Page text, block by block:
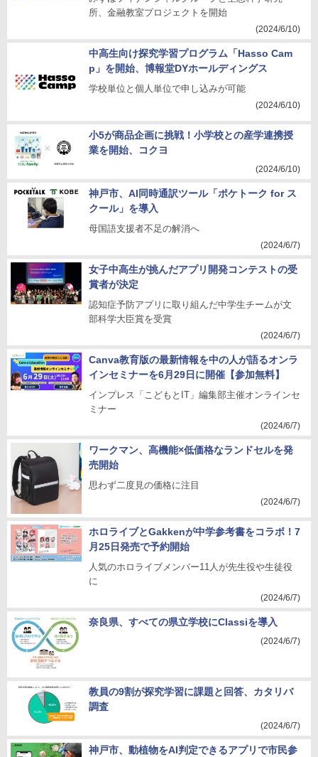
所、金融教室プロジェクトを開始
(2024/6/10)
中高生向け探究学習プログラム「Hasso Cam
p」を開始、博報堂DYホールディングス
学校単位と個人単位で申し込みが可能
(2024/6/10)
小5が商品企画に挑戦！小学校との産学連携授
業を開始、コクヨ
(2024/6/10)
神戸市、AI同時通訳ツール「ポケトーク for ス
クール」を導入
母国語支援者不足の解消へ
(2024/6/7)
女子中高生が挑んだアプリ開発コンテストの受
賞者が決定
認知症予防アプリに取り組んだ中学生チームが文
部科学大臣賞を受賞
(2024/6/7)
Canva教育版の最新情報を中の人が語るオンラ
インセミナーを6月29日に開催【参加無料】
インプレス「こどもとIT」編集部主催オンラインセ
ミナー
(2024/6/7)
ワークマン、高機能×低価格なランドセルを発
売開始
思わず二度見の価格に注目
(2024/6/7)
ホロライブとGakkenが中学参考書をコラボ！7
月25日発売で予約開始
人気のホロライブメンバー11人が先生役や生徒役
に
(2024/6/7)
奈良県、すべての県立学校にClassiを導入
(2024/6/7)
教員の9割が探究学習に課題と回答、カタリバ
調査
(2024/6/7)
神戸市、動植物をAI判定できるアプリで市民参